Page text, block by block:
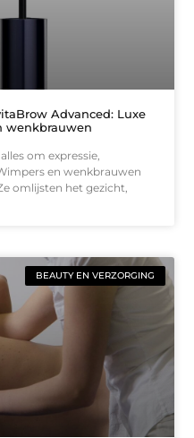
Advanced: Luxe
wenkbrauwen
om expressie,
en wenkbrauwen
omlijsten het gezicht,
BEAUTY EN VERZORGING